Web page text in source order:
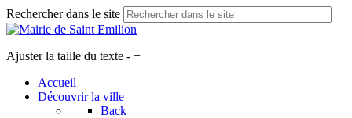
Rechercher dans le site
Ajuster la taille du texte - +
Accueil
Découvrir la ville
Back